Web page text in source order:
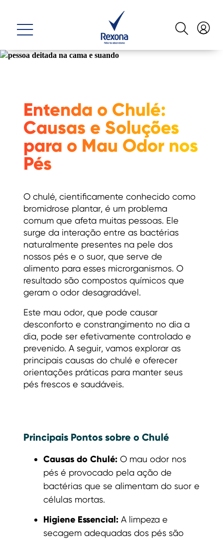
Entenda o Chulé:
Causas e Soluções
para o Mau Odor nos
Pés
O chulé, cientificamente conhecido como
bromidrose plantar, é um problema
comum que afeta muitas pessoas. Ele
surge da interação entre as bactérias
naturalmente presentes na pele dos
nossos pés e o suor, que serve de
alimento para esses microrganismos. O
resultado são compostos químicos que
geram o odor desagradável.
Este mau odor, que pode causar
desconforto e constrangimento no dia a
dia, pode ser efetivamente controlado e
prevenido. A seguir, vamos explorar as
principais causas do chulé e oferecer
orientações práticas para manter seus
pés frescos e saudáveis.
Principais Pontos sobre o Chulé
Causas do Chulé: O mau odor nos
pés é provocado pela ação de
bactérias que se alimentam do suor e
células mortas.
Higiene Essencial: A limpeza e
secagem adequadas dos pés são